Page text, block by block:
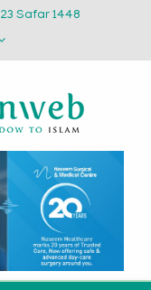
23 Safar 1448